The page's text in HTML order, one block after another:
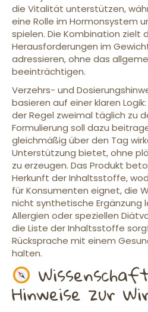
die Vitalität unterstützen,
eine Rolle im Hormonsystem
spielen. Die Kombination zielt
Herausforderungen im
adressieren, ohne das
beeinträchtigen.
Verzehrs- und
basieren auf einer klaren
der Regel zweimal täglich zu
Formulierung soll dazu
gleichmäßig über den Tag
Unterstützung bietet, ohne
zu erzeugen. Das Produkt
Herkunft der Inhaltsstoffe,
für Konsumenten eignet, die
nicht synthetische Ergänzung
Allergien oder speziellen
die Liste der Inhaltsstoffe
Rücksprache mit einem
halten.
Hinweise zur